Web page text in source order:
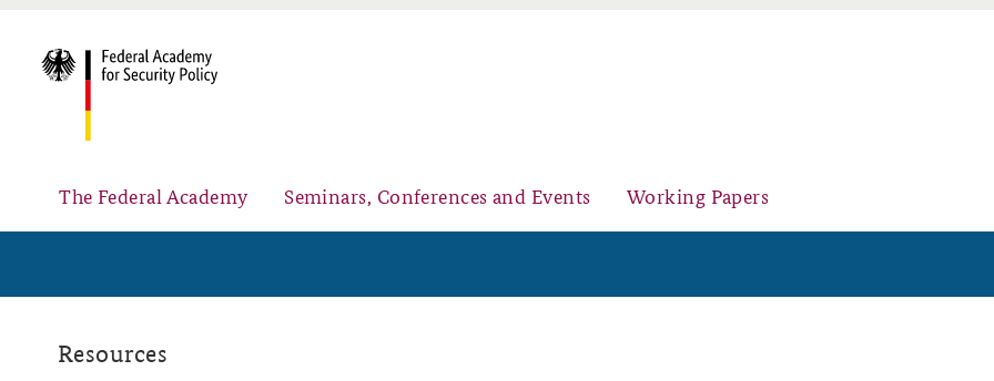
The Federal Academy Seminars, Conferences and Events Working Papers
Resources